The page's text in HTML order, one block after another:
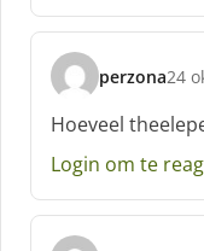
:
perzona
s
c
h
r
e
f
24
Hoeveel
Login om te